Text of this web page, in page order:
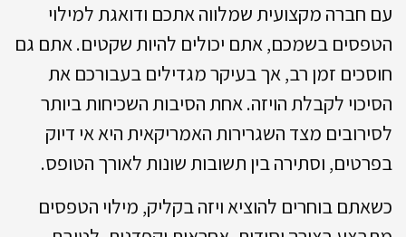
עם חברה מקצועית שמלווה אתכם ודואגת למילוי
הטפסים בשמכם, אתם יכולים להיות שקטים. אתם גם
חוסכים זמן רב, אך בעיקר מגדילים בעבורכם את
הסיכוי לקבלת הויזה. אחת הסיבות השכיחות ביותר
לסירובים מצד השגרירות האמריקאית היא אי דיוק
בפרטים, וסתירה בין תשובות שונות לאורך הטופס.
כשאתם בוחרים להוציא ויזה בקליק, מילוי הטפסים